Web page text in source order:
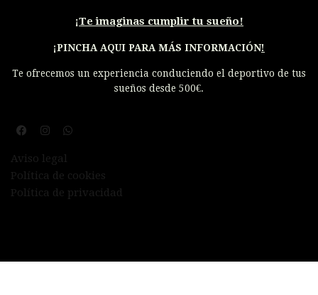
¡Te imaginas cumplir tu sueño!
¡PINCHA AQUI PARA MÁS INFORMACIÓN!
Te ofrecemos un experiencia conduciendo el deportivo de tus
sueños desde 500€.
Aviso legal
Política de cookies
Política de privacidad